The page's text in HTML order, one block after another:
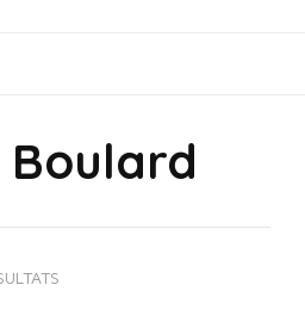
Boulard